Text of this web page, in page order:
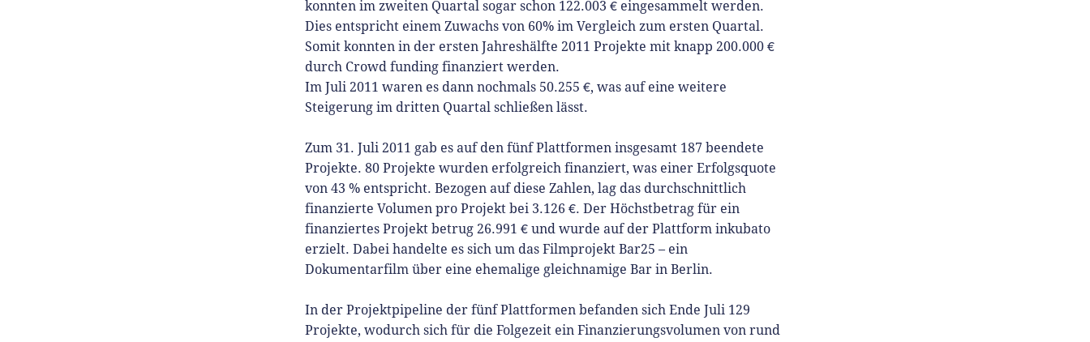
konnten im zweiten Quartal sogar schon 122.003 € eingesammelt werden.
Dies entspricht einem Zuwachs von 60% im Vergleich zum ersten Quartal.
Somit konnten in der ersten Jahreshälfte 2011 Projekte mit knapp 200.000 €
durch Crowd funding finanziert werden.
Im Juli 2011 waren es dann nochmals 50.255 €, was auf eine weitere
Steigerung im dritten Quartal schließen lässt.
Zum 31. Juli 2011 gab es auf den fünf Plattformen insgesamt 187 beendete
Projekte. 80 Projekte wurden erfolgreich finanziert, was einer Erfolgsquote
von 43 % entspricht. Bezogen auf diese Zahlen, lag das durchschnittlich
finanzierte Volumen pro Projekt bei 3.126 €. Der Höchstbetrag für ein
finanziertes Projekt betrug 26.991 € und wurde auf der Plattform inkubato
erzielt. Dabei handelte es sich um das Filmprojekt Bar25 – ein
Dokumentarfilm über eine ehemalige gleichnamige Bar in Berlin.
In der Projektpipeline der fünf Plattformen befanden sich Ende Juli 129
Projekte, wodurch sich für die Folgezeit ein Finanzierungsvolumen von rund